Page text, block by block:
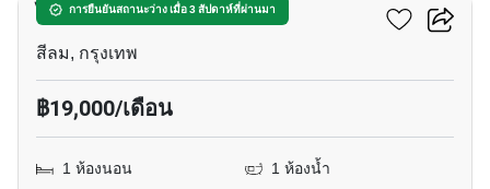
การยืนยันสถานะว่าง เมื่อ 3 สัปดาห์ที่ผ่านมา
ไอวี่สาทร 10
สีลม, กรุงเทพ
฿19,000/เดือน
1 ห้องนอน 1 ห้องน้ำ